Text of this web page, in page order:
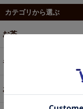
カテゴリから選ぶ
お茶
ギフト
お菓子・食品・飲料